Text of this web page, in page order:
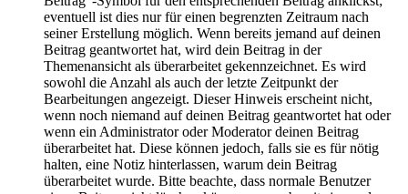
eventuell ist dies nur für einen begrenzten Zeitraum nach
seiner Erstellung möglich. Wenn bereits jemand auf deinen
Beitrag geantwortet hat, wird dein Beitrag in der
Themenansicht als überarbeitet gekennzeichnet. Es wird
sowohl die Anzahl als auch der letzte Zeitpunkt der
Bearbeitungen angezeigt. Dieser Hinweis erscheint nicht,
wenn noch niemand auf deinen Beitrag geantwortet hat oder
wenn ein Administrator oder Moderator deinen Beitrag
überarbeitet hat. Diese können jedoch, falls sie es für nötig
halten, eine Notiz hinterlassen, warum dein Beitrag
überarbeitet wurde. Bitte beachte, dass normale Benutzer